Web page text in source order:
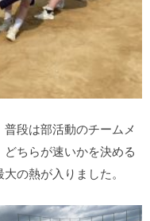
段は部活動のチームメ
ちらが速いかを決める
の熱が入りました。